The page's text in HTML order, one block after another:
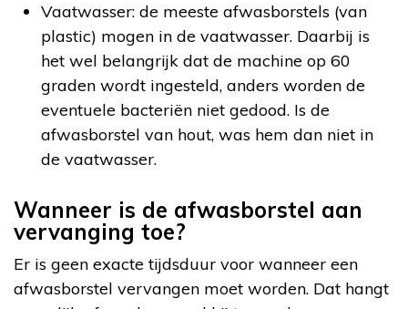
Vaatwasser: de meeste afwasborstels (van
plastic) mogen in de vaatwasser. Daarbij is
het wel belangrijk dat de machine op 60
graden wordt ingesteld, anders worden de
eventuele bacteriën niet gedood. Is de
afwasborstel van hout, was hem dan niet in
de vaatwasser.
Wanneer is de afwasborstel aan
vervanging toe?
Er is geen exacte tijdsduur voor wanneer een
afwasborstel vervangen moet worden. Dat hangt